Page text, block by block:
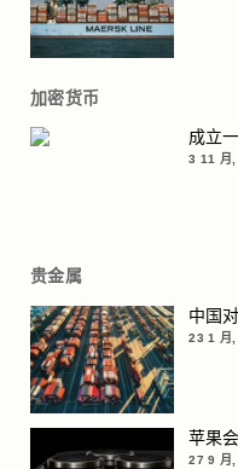
加密货币
成立
3 11 月
贵金属
中国
23 1 月
苹果
27 9 月